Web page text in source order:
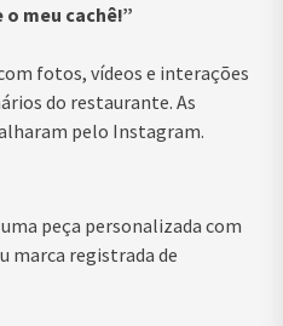
o meu cachê!”
fotos, vídeos e interações
do restaurante. As
pelo Instagram.
peça personalizada com
marca registrada de